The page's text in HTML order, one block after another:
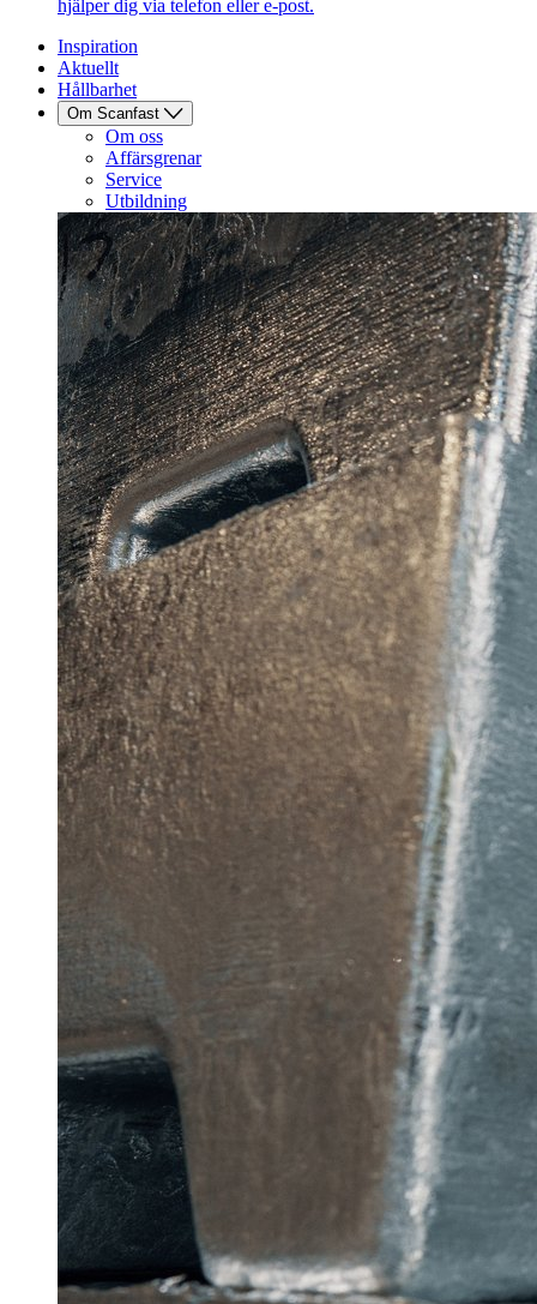
hjälper dig via telefon eller e-post.
Inspiration
Aktuellt
Hållbarhet
Om Scanfast
Om oss
Affärsgrenar
Service
Utbildning